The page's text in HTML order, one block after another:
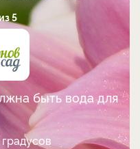
5
быть вода для